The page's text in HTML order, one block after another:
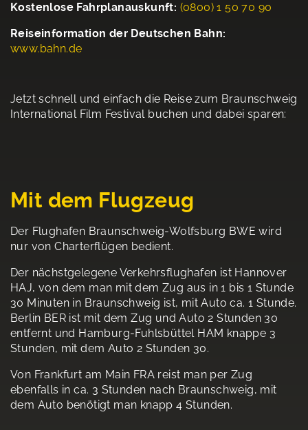
Kostenlose Fahrplanauskunft: (0800) 1 50 70 90
Reiseinformation der Deutschen Bahn:
www.bahn.de
Jetzt schnell und einfach die Reise zum Braunschweig
International Film Festival buchen und dabei sparen:
Mit dem Flugzeug
Der Flughafen Braunschweig-Wolfsburg BWE wird
nur von Charterflügen bedient.
Der nächstgelegene Verkehrsflughafen ist Hannover
HAJ, von dem man mit dem Zug aus in 1 bis 1 Stunde
30 Minuten in Braunschweig ist, mit Auto ca. 1 Stunde.
Berlin BER ist mit dem Zug und Auto 2 Stunden 30
entfernt und Hamburg-Fuhlsbüttel HAM knappe 3
Stunden, mit dem Auto 2 Stunden 30.
Von Frankfurt am Main FRA reist man per Zug
ebenfalls in ca. 3 Stunden nach Braunschweig, mit
dem Auto benötigt man knapp 4 Stunden.